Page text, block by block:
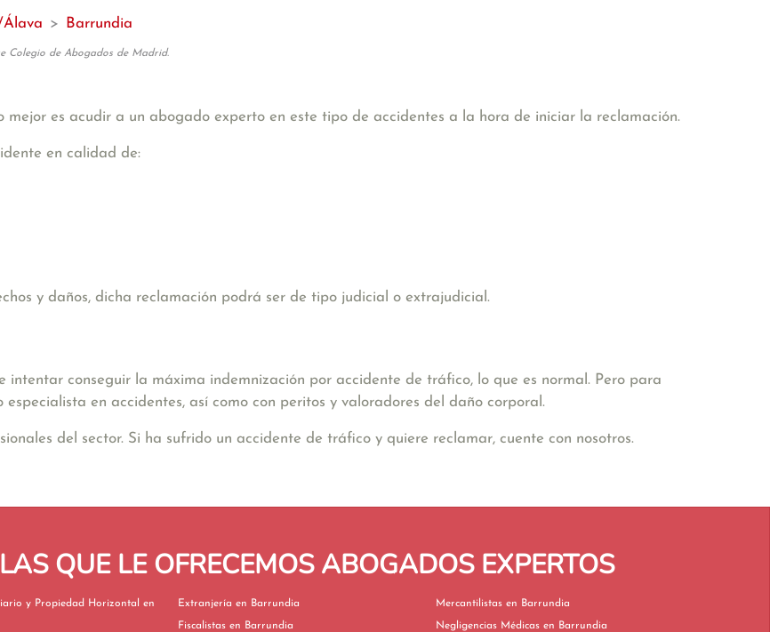
> Barrundia
Colegio de Abogados de Madrid.
es acudir a un abogado experto en este tipo de accidentes a la hora de iniciar la reclamación.
en calidad de:
y daños, dicha reclamación podrá ser de tipo judicial o extrajudicial.
intentar conseguir la máxima indemnización por accidente de tráfico, lo que es normal. Pero para
en accidentes, así como con peritos y valoradores del daño corporal.
del sector. Si ha sufrido un accidente de tráfico y quiere reclamar, cuente con nosotros.
QUE LE OFRECEMOS ABOGADOS EXPERTOS
y Propiedad Horizontal en
Extranjería en Barrundia
Fiscalistas en Barrundia
Mercantilistas en Barrundia
Negligencias Médicas en Barrundia